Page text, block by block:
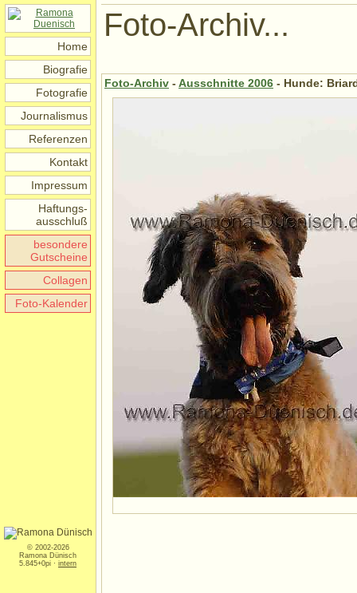
Home
Biografie
Fotografie
Journalismus
Referenzen
Kontakt
Impressum
Haftungs-
ausschluß
besondere
Gutscheine
Collagen
Foto-Kalender
© 2002-2026
Ramona Dünisch
5.845+0pi · intern
Foto-Archiv...
Foto-Archiv - Ausschnitte 2006 - Hunde: